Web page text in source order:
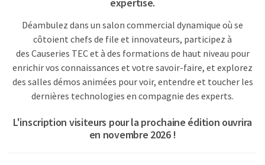
expertise.
Déambulez dans un salon commercial dynamique où se
côtoient chefs de file et innovateurs, participez à
des Causeries TEC et à des formations de haut niveau pour
enrichir vos connaissances et votre savoir-faire, et explorez
des salles démos animées pour voir, entendre et toucher les
dernières technologies en compagnie des experts.
L'inscription visiteurs pour la prochaine édition ouvrira
en novembre 2026 !